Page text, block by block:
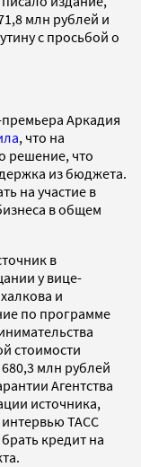
млн рублей и
с просьбой о
Аркадия
, что на
решение, что
из бюджета.
на участие в
в общем
в
у вице-
и
по программе
стоимости
млн рублей
Агентства
источника,
ТАСС
кредит на